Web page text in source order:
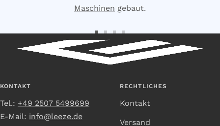
Maschinen gebaut.
Zur
Slide
1
Zur
Slide
2
Slide
3
Slide
4
KONTAKT
Tel.: +49 2507 5499699
E-Mail: info@leeze.de
RECHTLICHES
Kontakt
Versand